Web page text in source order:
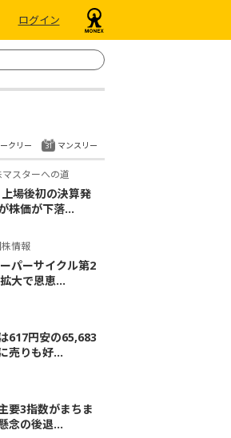
ログイン
スターへの道
場後初の決算発
株価が下落...
情報
パーサイクル第2
大で恩恵...
617円安の65,683
売りも好...
要3指数がまちま
念の後退...
クリー マンスリー